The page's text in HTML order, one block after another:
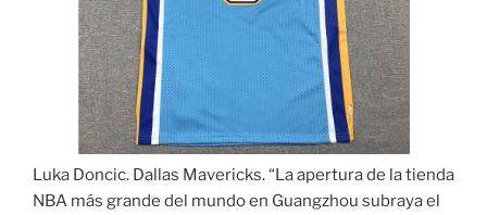
Luka Doncic. Dallas Mavericks. “La apertura de la tienda
NBA más grande del mundo en Guangzhou subraya el